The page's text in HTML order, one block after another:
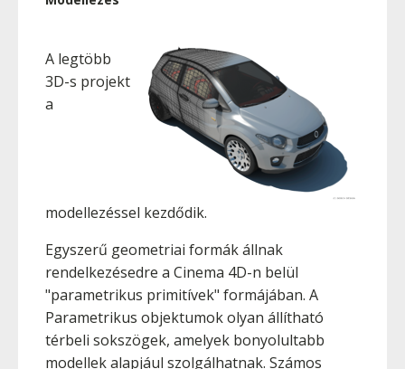
A legtöbb
3D-s projekt
a
modellezéssel kezdődik.
Egyszerű geometriai formák állnak
rendelkezésedre a Cinema 4D-n belül
"parametrikus primitívek" formájában. A
Parametrikus objektumok olyan állítható
térbeli sokszögek, amelyek bonyolultabb
modellek alapjául szolgálhatnak. Számos